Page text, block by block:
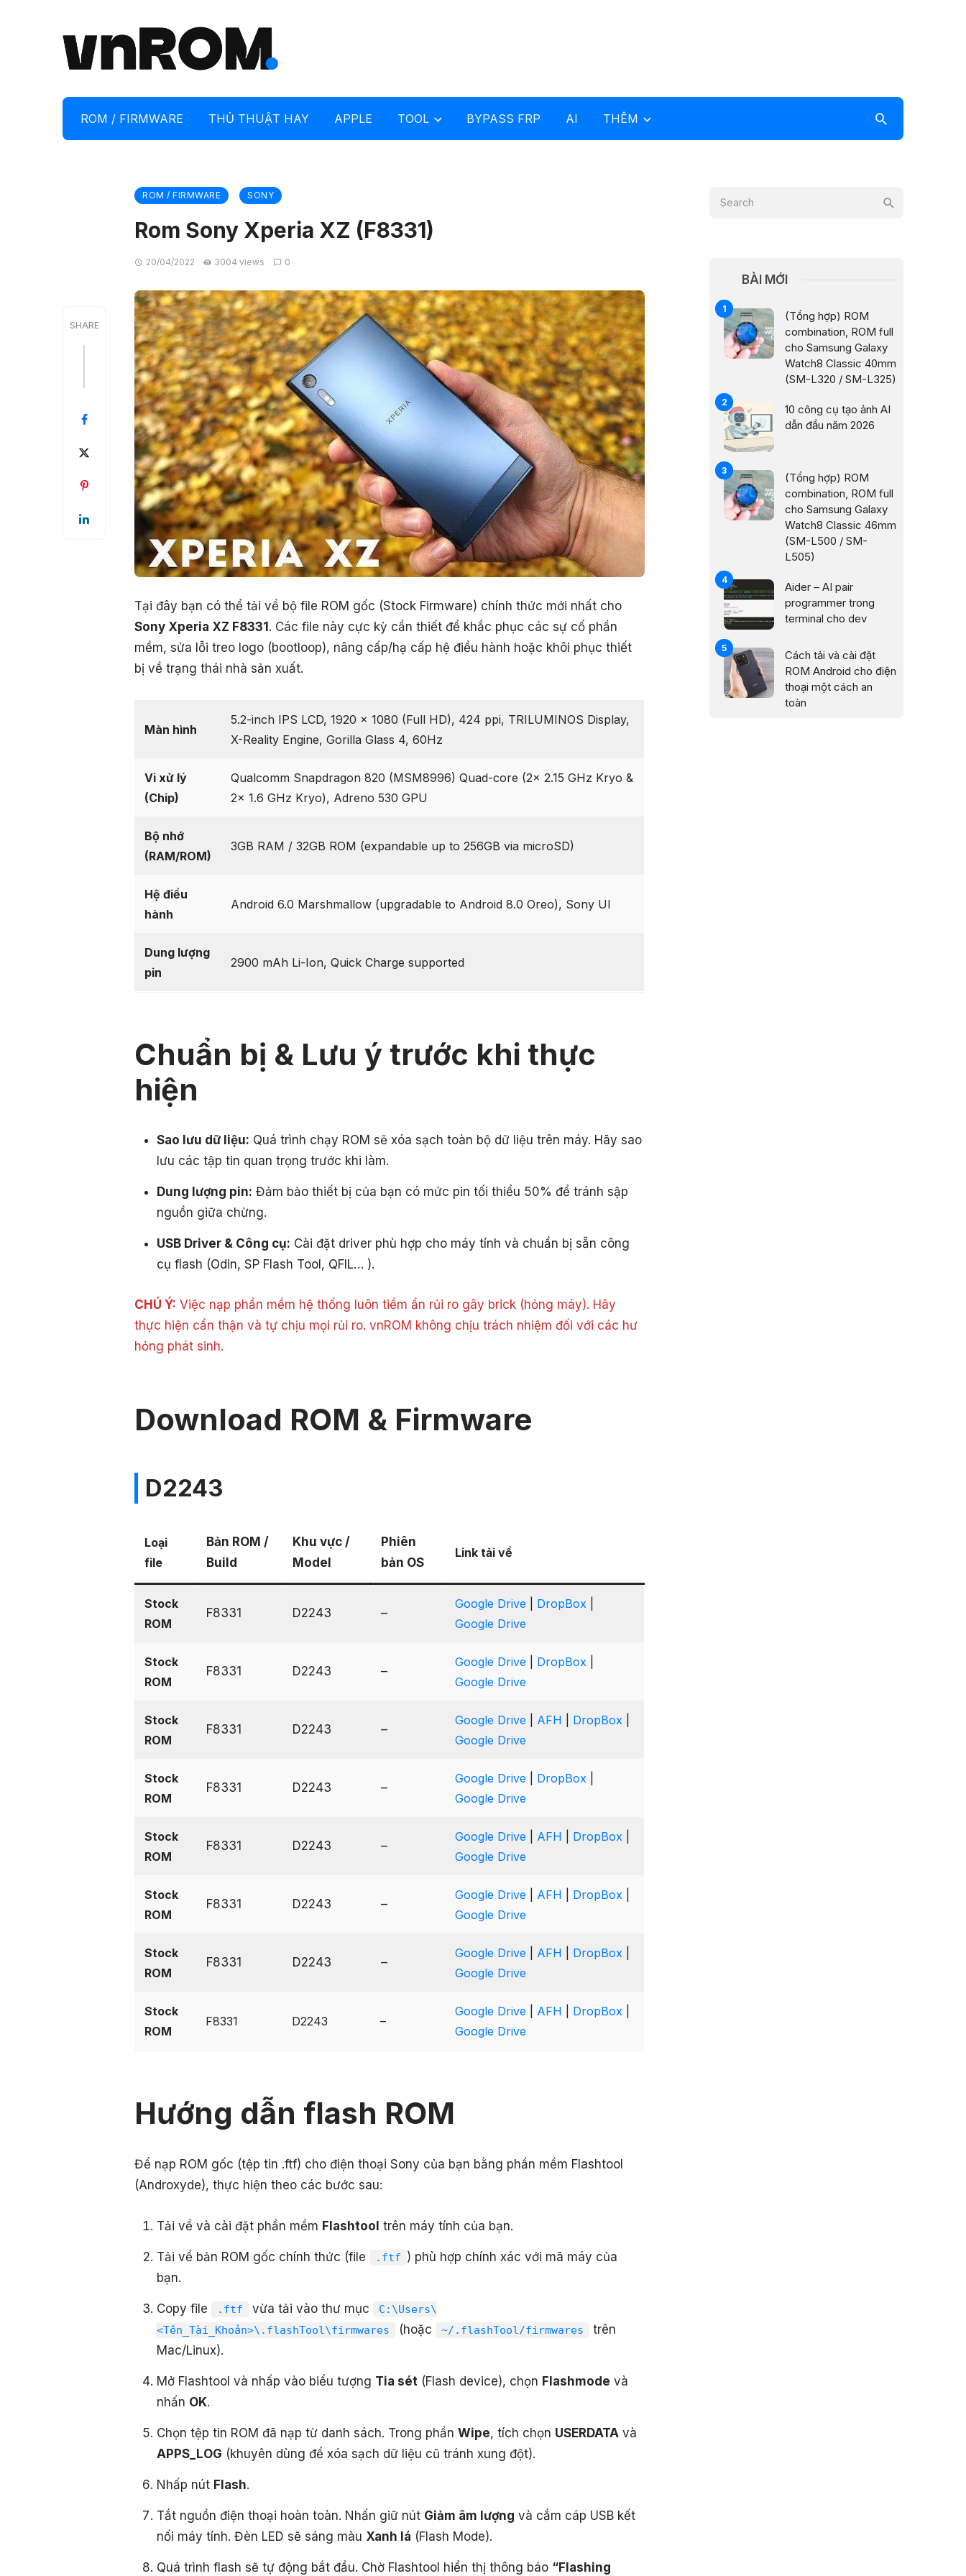
ROM / FIRMWARE THỦ THUẬT HAY APPLE TOOL BYPASS FRP AI THÊM
ROM / FIRMWARE SONY
Rom Sony Xperia XZ (F8331)
20/04/2022 3004 views 0
SHARE
Tại đây bạn có thể tải về bộ file ROM gốc (Stock Firmware) chính thức mới nhất cho
Sony Xperia XZ F8331. Các file này cực kỳ cần thiết để khắc phục các sự cố phần
mềm, sửa lỗi treo logo (bootloop), nâng cấp/hạ cấp hệ điều hành hoặc khôi phục thiết
bị về trạng thái nhà sản xuất.
Màn hình
5.2-inch IPS LCD, 1920 x 1080 (Full HD), 424 ppi, TRILUMINOS Display,
X-Reality Engine, Gorilla Glass 4, 60Hz
Vi xử lý
(Chip)
Qualcomm Snapdragon 820 (MSM8996) Quad-core (2x 2.15 GHz Kryo &
2x 1.6 GHz Kryo), Adreno 530 GPU
Bộ nhớ
(RAM/ROM)
3GB RAM / 32GB ROM (expandable up to 256GB via microSD)
Hệ điều
hành
Android 6.0 Marshmallow (upgradable to Android 8.0 Oreo), Sony UI
Dung lượng
pin
2900 mAh Li-Ion, Quick Charge supported
Chuẩn bị & Lưu ý trước khi thực
hiện
Sao lưu dữ liệu: Quá trình chạy ROM sẽ xóa sạch toàn bộ dữ liệu trên máy. Hãy sao
lưu các tập tin quan trọng trước khi làm.
Dung lượng pin: Đảm bảo thiết bị của bạn có mức pin tối thiểu 50% để tránh sập
nguồn giữa chừng.
USB Driver & Công cụ: Cài đặt driver phù hợp cho máy tính và chuẩn bị sẵn công
cụ flash (Odin, SP Flash Tool, QFIL… ).
CHÚ Ý: Việc nạp phần mềm hệ thống luôn tiềm ẩn rủi ro gây brick (hỏng máy). Hãy
thực hiện cẩn thận và tự chịu mọi rủi ro. vnROM không chịu trách nhiệm đối với các hư
hỏng phát sinh.
Download ROM & Firmware
D2243
Loại
file
Bản ROM /
Build
Khu vực /
Model
Phiên
bản OS
Link tải về
Stock
ROM
F8331 D2243 –
Google Drive DropBox|
Google Drive
Stock
ROM
F8331 D2243 –
Google Drive| DropBox|
Google Drive
Stock
ROM
F8331 D2243 –
Google Drive AFH DropBox|
Google Drive
Stock
ROM
F8331 D2243 –
Google Drive| DropBox|
Google Drive
Stock
ROM
F8331 D2243 –
Google Drive AFH DropBox|
Google Drive
Stock
ROM
F8331 D2243 –
Google Drive| AFH DropBox|
Google Drive
Stock
ROM
F8331 D2243 –
Google Drive AFH DropBox|
Google Drive
Stock
ROM
F8331 D2243 –
Google Drive| AFH DropBox|
Google Drive
Hướng dẫn flash ROM
Để nạp ROM gốc (tệp tin .ftf) cho điện thoại Sony của bạn bằng phần mềm Flashtool
(Androxyde), thực hiện theo các bước sau:
Tải về và cài đặt phần mềm Flashtool trên máy tính của bạn.
Tải về bản ROM gốc chính thức (file .ftf ) phù hợp chính xác với mã máy của
bạn.
Copy file .ftf vừa tải vào thư mục
C:\Users\
<Tên_Tài_Khoản>\.flashTool\firmwares
(hoặc ~/.flashTool/firmwares
trên
Mac/Linux).
Mở Flashtool và nhấp vào biểu tượng Tia sét(Flash device), chọn Flashmode và
nhấn OK.
Chọn tệp tin ROM đã nạp từ danh sách. Trong phần Wipe, tích chọn USERDATAvà
APPS_LOG (khuyên dùng để xóa sạch dữ liệu cũ tránh xung đột).
Nhấp nút Flash.
Tắt nguồn điện thoại hoàn toàn. Nhấn giữ nút Giảm âm lượng và cắm cáp USB kết
nối máy tính. Đèn LED sẽ sáng màu Xanh lá (Flash Mode).
Quá trình flash sẽ tự động bắt đầu. Chờ Flashtool hiển thị thông báo “Flashing
BÀI MỚI
(Tổng hợp) ROM
combination, ROM full
cho Samsung Galaxy
Watch8 Classic 40mm
(SM-L320 / SM-L325)
10 công cụ tạo ảnh AI
dẫn đầu năm 2026
(Tổng hợp) ROM
combination, ROM full
cho Samsung Galaxy
Watch8 Classic 46mm
(SM-L500 / SM-
L505)
Aider – AI pair
programmer trong
terminal cho dev
Cách tải và cài đặt
ROM Android cho điện
thoại một cách an
toàn